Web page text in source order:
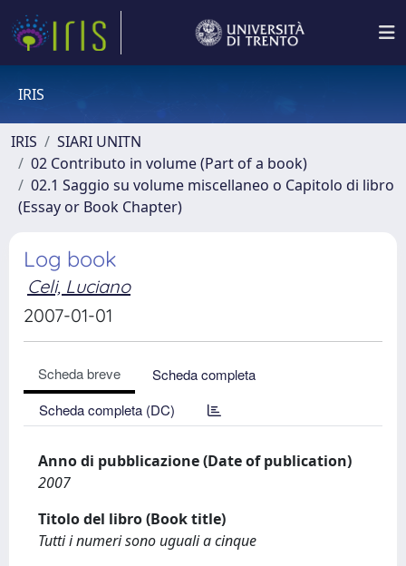
IRIS
IRIS
SIARI UNITN
02 Contributo in volume (Part of a book)
02.1 Saggio su volume miscellaneo o Capitolo di libro
(Essay or Book Chapter)
Log book
Celi, Luciano
2007-01-01
Scheda breve
Scheda completa
Scheda completa (DC)
Anno di pubblicazione (Date of publication)
2007
Titolo del libro (Book title)
Tutti i numeri sono uguali a cinque